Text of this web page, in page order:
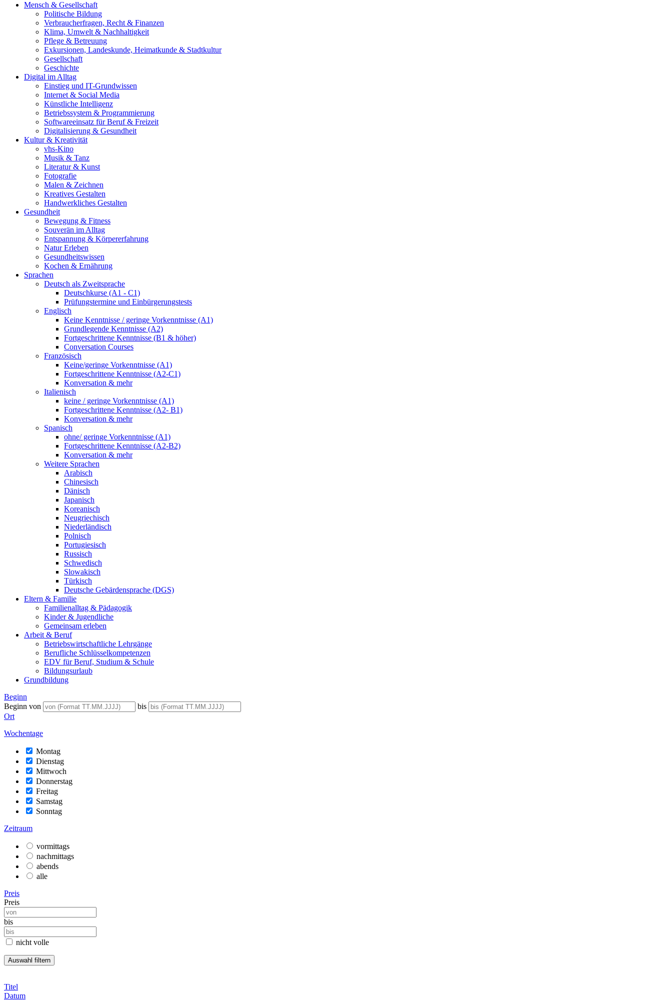
Mensch & Gesellschaft
Politische Bildung
Verbraucherfragen, Recht & Finanzen
Klima, Umwelt & Nachhaltigkeit
Pflege & Betreuung
Exkursionen, Landeskunde, Heimatkunde & Stadtkultur
Gesellschaft
Geschichte
Digital im Alltag
Einstieg und IT-Grundwissen
Internet & Social Media
Künstliche Intelligenz
Betriebssystem & Programmierung
Softwareeinsatz für Beruf & Freizeit
Digitalisierung & Gesundheit
Kultur & Kreativität
vhs-Kino
Musik & Tanz
Literatur & Kunst
Fotografie
Malen & Zeichnen
Kreatives Gestalten
Handwerkliches Gestalten
Gesundheit
Bewegung & Fitness
Souverän im Alltag
Entspannung & Körpererfahrung
Natur Erleben
Gesundheitswissen
Kochen & Ernährung
Sprachen
Deutsch als Zweitsprache
Deutschkurse (A1 - C1)
Prüfungstermine und Einbürgerungstests
Englisch
Keine Kenntnisse / geringe Vorkenntnisse (A1)
Grundlegende Kenntnisse (A2)
Fortgeschrittene Kenntnisse (B1 & höher)
Conversation Courses
Französisch
Keine/geringe Vorkenntnisse (A1)
Fortgeschrittene Kenntnisse (A2-C1)
Konversation & mehr
Italienisch
keine / geringe Vorkenntnisse (A1)
Fortgeschrittene Kenntnisse (A2- B1)
Konversation & mehr
Spanisch
ohne/ geringe Vorkenntnisse (A1)
Fortgeschrittene Kenntnisse (A2-B2)
Konversation & mehr
Weitere Sprachen
Arabisch
Chinesisch
Dänisch
Japanisch
Koreanisch
Neugriechisch
Niederländisch
Polnisch
Portugiesisch
Russisch
Schwedisch
Slowakisch
Türkisch
Deutsche Gebärdensprache (DGS)
Eltern & Familie
Familienalltag & Pädagogik
Kinder & Jugendliche
Gemeinsam erleben
Arbeit & Beruf
Betriebswirtschaftliche Lehrgänge
Berufliche Schlüsselkompetenzen
EDV für Beruf, Studium & Schule
Bildungsurlaub
Grundbildung
Beginn
Beginn von
bis
Ort
Wochentage
Montag
Dienstag
Mittwoch
Donnerstag
Freitag
Samstag
Sonntag
Zeitraum
vormittags
nachmittags
abends
alle
Preis
Preis
bis
nicht volle
Titel
Datum